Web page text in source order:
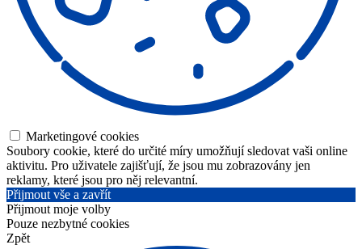
Marketingové cookies
Soubory cookie, které do určité míry umožňují sledovat vaši online
aktivitu. Pro uživatele zajišťují, že jsou mu zobrazovány jen
reklamy, které jsou pro něj relevantní.
Přijmout vše a zavřít
Přijmout moje volby
Pouze nezbytné cookies
Zpět